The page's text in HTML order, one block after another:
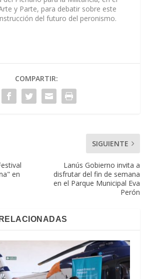
y Parte, para debatir sobre este
del futuro del peronismo.
COMPARTIR:
en
SIGUIENTE
Lanús Gobierno invita a
disfrutar del fin de semana
en el Parque Municipal Eva
Perón